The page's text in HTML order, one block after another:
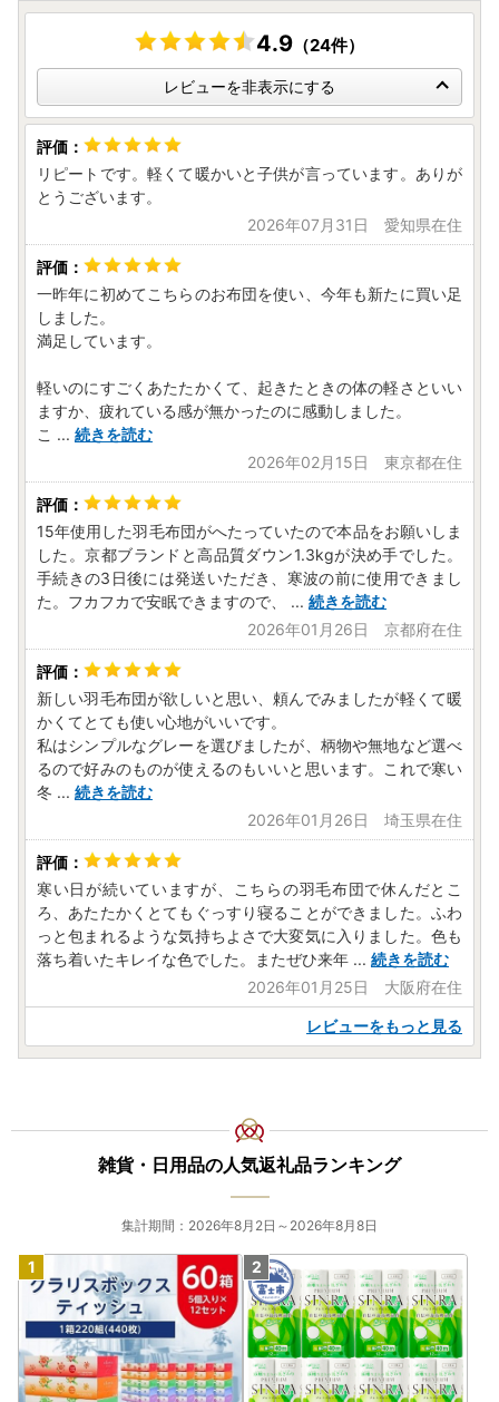
てお送りしていますので、申請される場合は、内容の確認と
（万が一、誤りがあればお手数ですが御寄附者者様にて訂正
してください）、チェック箇所へのチェックの記入と、押
印、マイナンバー関係の書類を添えて、同封の返信用封筒で
お送りください。
［送付先］
〒320-8790
日本郵便株式会社 宇都宮中央郵便局
私書箱第64 号 株式会社新朝プレス
亀岡市ふるさと納税サポートセンター宛
ふるさと納税に関するお問い合わせは株式会社新朝プレスが
対応いたします。
TEL：0120-415-140
MAIL：f262064-kameoka-cs@mlosjapan.com
対応時間：8:30～17:30（土日祝日を除く）
※1月1日～4日は年始休業になっております。
4.9 （24件）
レビューを非表示にする
リピートです。軽くて暖かいと子供が言っています。ありが
とうございます。
2026年07月31日 愛知県在住
一昨年に初めてこちらのお布団を使い、今年も新たに買い足
しました。
満足しています。
軽いのにすごくあたたかくて、起きたときの体の軽さといい
ますか、疲れている感が無かったのに感動しました。
こ ... 続きを読む
2026年02月15日 東京都在住
15年使用した羽毛布団がへたっていたので本品をお願いしま
した。京都ブランドと高品質ダウン1.3kgが決め手でした。
手続きの3日後には発送いただき、寒波の前に使用できまし
た。フカフカで安眠できますので、
... 続きを読む
2026年01月26日 京都府在住
新しい羽毛布団が欲しいと思い、頼んでみましたが軽くて暖
かくてとても使い心地がいいです。
私はシンプルなグレーを選びましたが、柄物や無地など選べ
るので好みのものが使えるのもいいと思います。これで寒い
冬 ... 続きを読む
2026年01月26日 埼玉県在住
寒い日が続いていますが、こちらの羽毛布団で休んだとこ
ろ、あたたかくとてもぐっすり寝ることができました。ふわ
っと包まれるような気持ちよさで大変気に入りました。色も
落ち着いたキレイな色でした。またぜひ来年 ... 続きを読む
2026年01月25日 大阪府在住
レビューをもっと見る
雑貨・日用品の人気返礼品ランキング
集計期間：2026年8月2日～2026年8月8日